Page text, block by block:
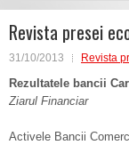
Revista presei
31/10/2013 Revista
Rezultatele bancii
Ziarul Financiar
Activele Bancii